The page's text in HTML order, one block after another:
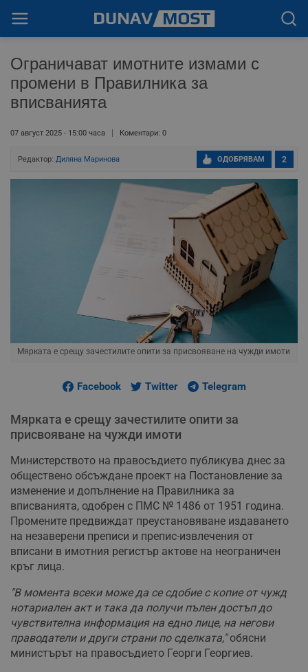
Ограничават имотните измами с
промени в Правилника за
вписванията
07 август 2025 - 15:00 часа Коментари: 0
Редактор: Диляна Маринова 2
ОДОБРЯВАМ
Мярката е срещу зачестилите опити за присвояване на чужди имоти
Facebook Twitter Telegram
Мярката е срещу зачестилите опити за
присвояване на чужди имоти
Министерството на правосъдието публикува днес за
обществено обсъждане проект на Постановление за
изменение и допълнение на Правилника за
вписванията, одобрен с ПМС № 1486 от 1951 година.
Промените предвиждат преустановяване издаването
на незаверени преписи и препис-извлечения от
вписани в имотния регистър актове на неограничен
кръг лица.
"В момента всеки може да се сдобие с копие от чужд
нотариален акт и така да получи пълен достъп до
чувствителна информация на едно лице, на негови
праводатели и други страни по сделката,"обясни
министърът на правосъдието Георги Георгиев.